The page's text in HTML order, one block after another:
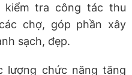
kiểm tra công tác thu
chợ, góp phần xây
sạch, đẹp.
lượng chức năng tăng